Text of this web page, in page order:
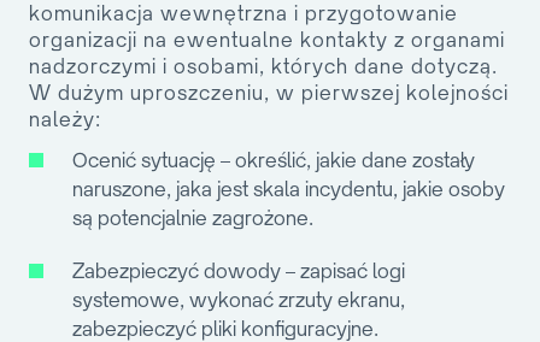
komunikacja wewnętrzna i przygotowanie
organizacji na ewentualne kontakty z organami
nadzorczymi i osobami, których dane dotyczą.
W dużym uproszczeniu, w pierwszej kolejności
należy:
Ocenić sytuację – określić, jakie dane zostały
naruszone, jaka jest skala incydentu, jakie osoby
są potencjalnie zagrożone.
Zabezpieczyć dowody – zapisać logi
systemowe, wykonać zrzuty ekranu,
zabezpieczyć pliki konfiguracyjne.